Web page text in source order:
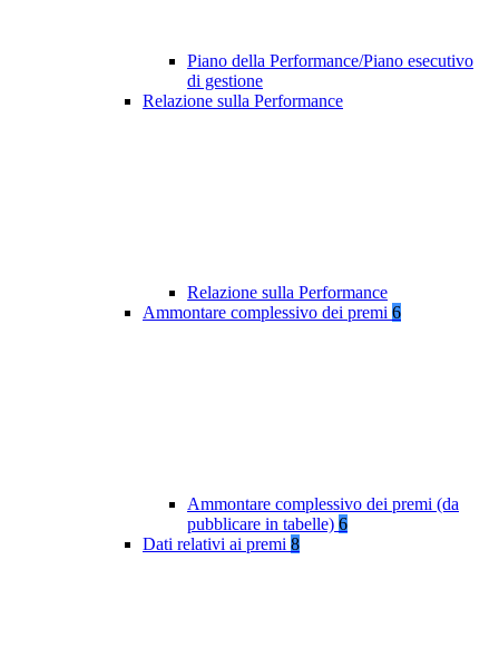
Piano della Performance/Piano esecutivo
di gestione
Relazione sulla Performance
Relazione sulla Performance
Ammontare complessivo dei premi 6
Ammontare complessivo dei premi (da
pubblicare in tabelle) 6
Dati relativi ai premi 8